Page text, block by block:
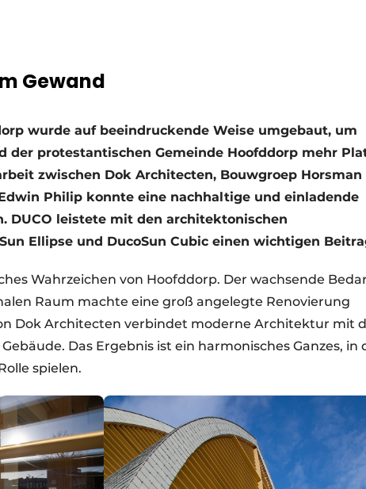
Gewand
wurde auf beeindruckende Weise umgebaut, um
der protestantischen Gemeinde Hoofddorp mehr
zwischen Dok Architecten, Bouwgroep Horsman
Philip konnte eine nachhaltige und einladende
DUCO leistete mit den architektonischen
Ellipse und DucoSun Cubic einen wichtigen
Wahrzeichen von Hoofddorp. Der wachsende
Raum machte eine groß angelegte Renovierung
Dok Architecten verbindet moderne Architektur mit
Das Ergebnis ist ein harmonisches Ganzes, in
spielen.